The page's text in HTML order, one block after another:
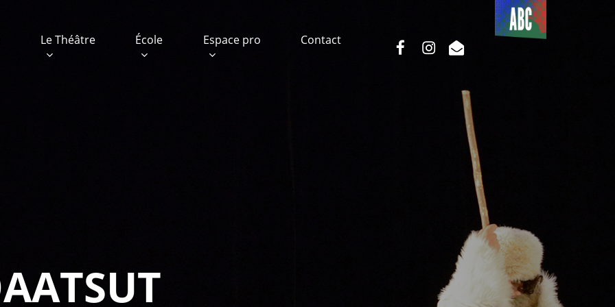
Le Théâtre École Espace pro Contact
Du côté
de l’ABC
facebookinstagram
email